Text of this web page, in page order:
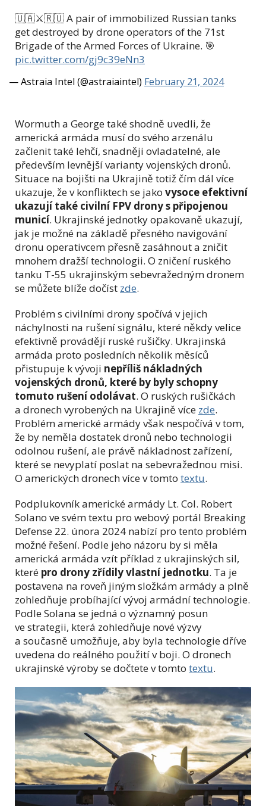
🇺🇦⚔️🇷🇺 A pair of immobilized Russian tanks
get destroyed by drone operators of the 71st
Brigade of the Armed Forces of Ukraine. 🎯
pic.twitter.com/gj9c39eNn3
— Astraia Intel (@astraiaintel) February 21, 2024
Wormuth a George také shodně uvedli, že
americká armáda musí do svého arzenálu
začlenit také lehčí, snadněji ovladatelné, ale
především levnější varianty vojenských dronů.
Situace na bojišti na Ukrajině totiž čím dál více
ukazuje, že v konfliktech se jako vysoce efektivní
ukazují také civilní FPV drony s připojenou
municí. Ukrajinské jednotky opakovaně ukazují,
jak je možné na základě přesného navigování
dronu operativcem přesně zasáhnout a zničit
mnohem dražší technologii. O zničení ruského
tanku T-55 ukrajinským sebevražedným dronem
se můžete blíže dočíst zde.
Problém s civilními drony spočívá v jejich
náchylnosti na rušení signálu, které někdy velice
efektivně provádějí ruské rušičky. Ukrajinská
armáda proto posledních několik měsíců
přistupuje k vývoji nepříliš nákladných
vojenských dronů, které by byly schopny
tomuto rušení odolávat. O ruských rušičkách
a dronech vyrobených na Ukrajině více zde.
Problém americké armády však nespočívá v tom,
že by neměla dostatek dronů nebo technologii
odolnou rušení, ale právě nákladnost zařízení,
které se nevyplatí poslat na sebevražednou misi.
O amerických dronech více v tomto textu.
Podplukovník americké armády Lt. Col. Robert
Solano ve svém textu pro webový portál Breaking
Defense 22. února 2024 nabízí pro tento problém
možné řešení. Podle jeho názoru by si měla
americká armáda vzít příklad z ukrajinských sil,
které pro drony zřídily vlastní jednotku. Ta je
postavena na roveň jiným složkám armády a plně
zohledňuje probíhající vývoj armádní technologie.
Podle Solana se jedná o významný posun
ve strategii, která zohledňuje nové výzvy
a současně umožňuje, aby byla technologie dříve
uvedena do reálného použití v boji. O dronech
ukrajinské výroby se dočtete v tomto textu.